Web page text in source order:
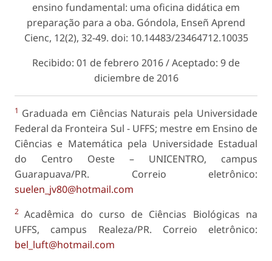
ensino fundamental: uma oficina didática em
preparação para a oba. Góndola, Enseñ Aprend
Cienc, 12(2), 32-49. doi: 10.14483/23464712.10035
Recibido: 01 de febrero 2016 / Aceptado: 9 de
diciembre de 2016
1 Graduada em Ciências Naturais pela Universidade
Federal da Fronteira Sul - UFFS; mestre em Ensino de
Ciências e Matemática pela Universidade Estadual
do Centro Oeste – UNICENTRO, campus
Guarapuava/PR. Correio eletrônico:
suelen_jv80@hotmail.com
2 Acadêmica do curso de Ciências Biológicas na
UFFS, campus Realeza/PR. Correio eletrônico:
bel_luft@hotmail.com